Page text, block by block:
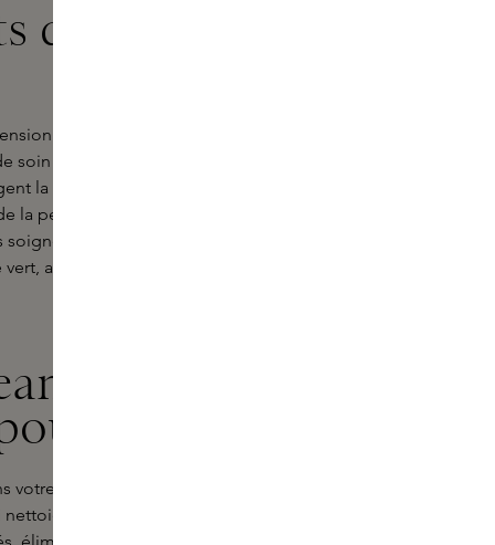
de skincare
de ce dont le corps a besoin
aux toniques revitalisants, est
la peau des influences
la peau - c'est une marque qui
sélectionnés, tels
agissent ensemble pour
: un
le visage
votre routine de skincare. Ce
intensément la peau sans